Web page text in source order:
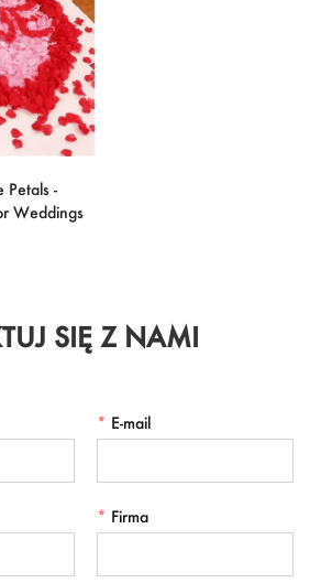
Petals -
Weddings
SIĘ Z NAMI
* E-mail
* Firma